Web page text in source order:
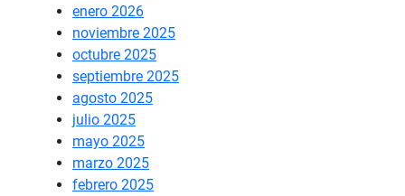
enero 2026
noviembre 2025
octubre 2025
septiembre 2025
agosto 2025
julio 2025
mayo 2025
marzo 2025
febrero 2025